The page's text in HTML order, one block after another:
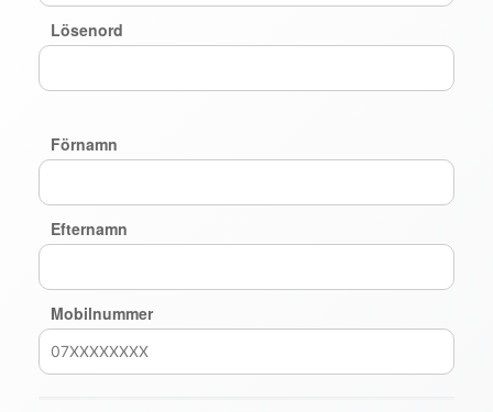
Lösenord
Förnamn
Efternamn
Mobilnummer